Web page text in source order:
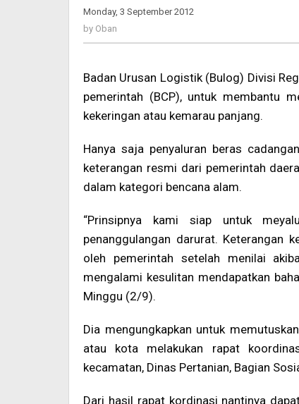
Bantu
Kekeringan<!-
-:-
-
>
Monday, 3 September 2012
by Oban
Badan Urusan Logistik (Bulog) Divisi
pemerintah (BCP), untuk membantu
kekeringan atau kemarau panjang.
Hanya saja penyaluran beras
keterangan resmi dari pemerintah
dalam kategori bencana alam.
“Prinsipnya kami siap untuk
penanggulangan darurat. Keterangan
oleh pemerintah setelah menilai
mengalami kesulitan mendapatkan
Minggu (2/9).
Dia mengungkapkan untuk
atau kota melakukan rapat
kecamatan, Dinas Pertanian, Bagian
Dari hasil rapat kordinasi nantinya